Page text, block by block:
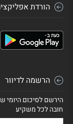
הורדת
הרשמה לדיוור
הירשם לסיכום היומי
חובה לכל משקיע